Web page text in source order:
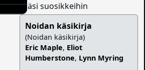
lisäsi suosikkeihin
Noidan käsikirja
(Noidan käsikirja)
Eric Maple, Eliot
Humberstone, Lynn Myring